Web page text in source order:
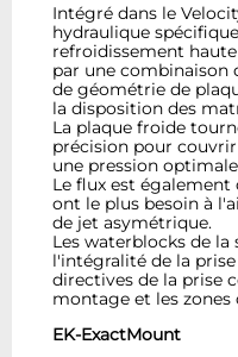
Intégré dans le
hydraulique
refroidissement
par une combinaison
de géométrie de
la disposition des
La plaque froide
précision pour
une pression
Le flux est également
ont le plus besoin à
de jet asymétrique.
Les waterblocks de la
l'intégralité de la
directives de la prise
montage et les zones
EK-ExactMount